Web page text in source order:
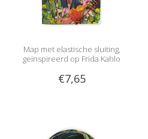
Map met elastische sluiting,
geïnspireerd op Frida Kahlo
€7,65